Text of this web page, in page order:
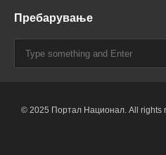
Пребарување
© 2025 Портал Национал. All rights